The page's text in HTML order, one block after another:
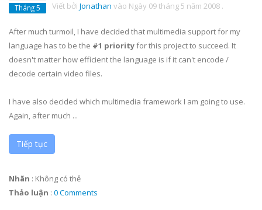
Tháng 5 Viết bởi Jonathan vào Ngày 09 tháng 5 năm 2008 .
After much turmoil, I have decided that multimedia support for my
language has to be the #1 priorityfor this project to succeed. It
doesn't matter how efficient the language is if it can't encode /
decode certain video files.
I have also decided which multimedia framework I am going to use.
Again, after much ...
Tiếp tục
Nhãn : Không có thẻ
Thảo luận : 0 Comments